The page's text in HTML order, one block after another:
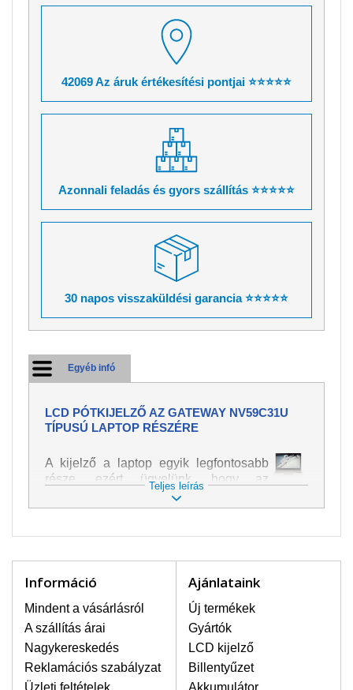
42069 Az áruk értékesítési pontjai ⭐⭐⭐⭐⭐
Azonnali feladás és gyors szállítás ⭐⭐⭐⭐⭐
30 napos visszaküldési garancia ⭐⭐⭐⭐⭐
Egyéb infó
LCD PÓTKIJELZŐ AZ GATEWAY NV59C31U
TÍPUSÚ LAPTOP RÉSZÉRE
A kijelző a laptop egyik legfontosabb
része, ezért ügyelünk, hogy az
pótalkatrész a legjobb minőségű
legyen. A kép és szöveg különféle
laptoppal legnagyobb óvatossággal
bekövetkezett sérülések közé a
mechanikai sérüléseket lehet besorolni,
mint pl. széttört vagy megrepedt kijelző.
Továbbá még a függőleges csíkozást,
kijelző sötétségét, villogását vagy
egyenetlen fényességét.
Teljes leírás
Információ
Mindent a vásárlásról
A szállítás árai
Nagykereskedés
Reklamációs szabályzat
Üzleti feltételek
Ajánlataink
Új termékek
Gyártók
LCD kijelző
Billentyűzet
Akkumulátor